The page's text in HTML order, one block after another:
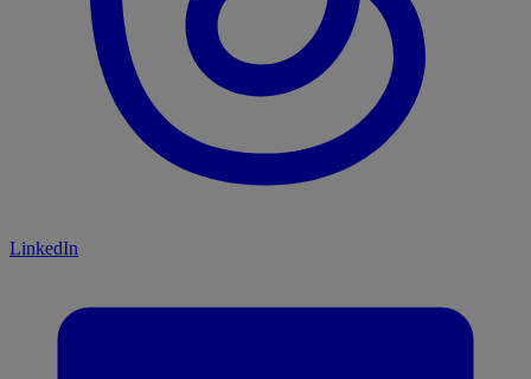
LinkedIn